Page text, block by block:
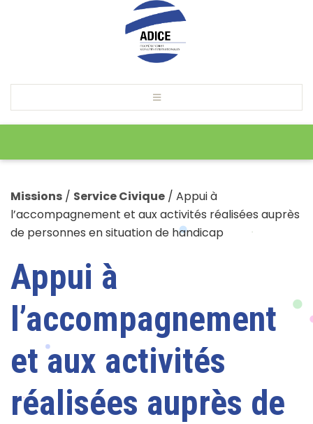
Missions / Service Civique / Appui à
l’accompagnement et aux activités réalisées auprès
de personnes en situation de handicap
Appui à
l’accompagnement
et aux activités
réalisées auprès de